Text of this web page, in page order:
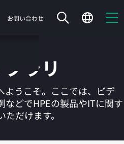
お問い合わせ
ラリ
ようこそ。ここでは、ビデ
などでHPEの製品やITに関す
だけます。